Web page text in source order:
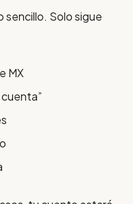
sencillo. Solo sigue
MX